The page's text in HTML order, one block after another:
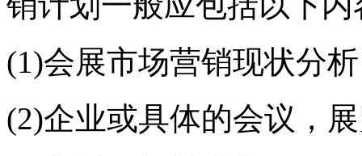
(1)会展市场营销现状分析
(2)企业或具体的会议，